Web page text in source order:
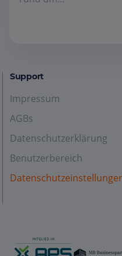
Support
Impressum
AGBs
Datenschutzerklärung
Benutzerbereich